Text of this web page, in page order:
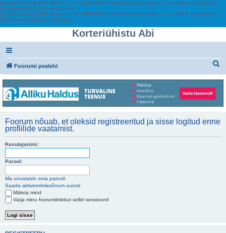
[phpBB Debug] PHP Notice: in file [ROOT]/includes/functions.php on line 2525: compact():
Undefined variable: username
[phpBB Debug] PHP Notice: in file [ROOT]/includes/functions.php on line 2525: compact():
Undefined variable: autologin
Korteriühistu Abi
Foorumi pealeht
Foorum nõuab, et oleksid registreeritud ja sisse logitud enne
profiilide vaatamist.
Kasutajanimi:
Parool:
Ma unustasin oma parooli
Saada aktiveerimissõnum uuesti
Mäleta mind
Varja minu foorumilolekut sellel sessioonil